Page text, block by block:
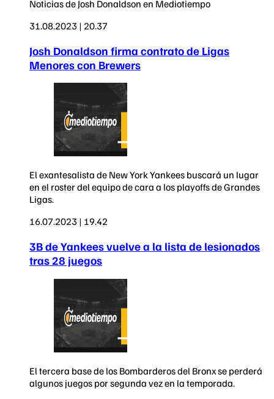
Noticias de Josh Donaldson en Mediotiempo
31.08.2023 | 20.37
Josh Donaldson firma contrato de Ligas
Menores con Brewers
El exantesalista de New York Yankees buscará un lugar
en el roster del equipo de cara a los playoffs de Grandes
Ligas.
16.07.2023 | 19.42
3B de Yankees vuelve a la lista de lesionados
tras 28 juegos
El tercera base de los Bombarderos del Bronx se perderá
algunos juegos por segunda vez en la temporada.